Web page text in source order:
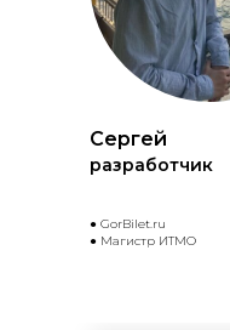
Сергей
разработчик
● GorBilet.ru
● Магистр ИТМО